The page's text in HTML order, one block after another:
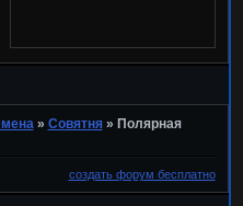
» Совятня » Полярная
создать форум бесплатно